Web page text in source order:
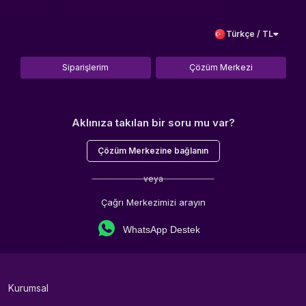
Türkçe / TL
Siparişlerim Çözüm Merkezi
Aklınıza takılan bir soru mu var?
Çözüm Merkezine bağlanın
veya
Çağrı Merkezimizi arayın
WhatsApp Destek
Kurumsal